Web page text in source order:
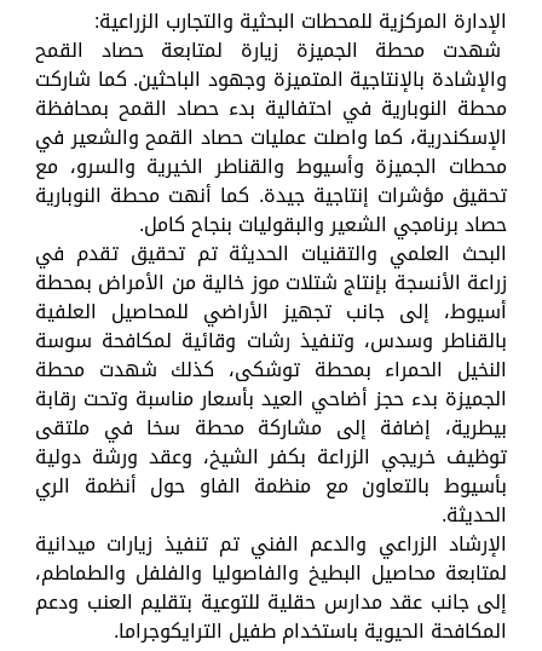
الإدارة المركزية للمحطات البحثية والتجارب الزراعية:
شهدت محطة الجميزة زيارة لمتابعة حصاد القمح
والإشادة بالإنتاجية المتميزة وجهود الباحثين. كما شاركت
محطة النوبارية في احتفالية بدء حصاد القمح بمحافظة
الإسكندرية، كما واصلت عمليات حصاد القمح والشعير في
محطات الجميزة وأسيوط والقناطر الخيرية والسرو، مع
تحقيق مؤشرات إنتاجية جيدة. كما أنهت محطة النوبارية
حصاد برنامجي الشعير والبقوليات بنجاح كامل.
البحث العلمي والتقنيات الحديثة تم تحقيق تقدم في
زراعة الأنسجة بإنتاج شتلات موز خالية من الأمراض بمحطة
أسيوط، إلى جانب تجهيز الأراضي للمحاصيل العلفية
بالقناطر وسدس، وتنفيذ رشات وقائية لمكافحة سوسة
النخيل الحمراء بمحطة توشكى، كذلك شهدت محطة
الجميزة بدء حجز أضاحي العيد بأسعار مناسبة وتحت رقابة
بيطرية، إضافة إلى مشاركة محطة سخا في ملتقى
توظيف خريجي الزراعة بكفر الشيخ، وعقد ورشة دولية
بأسيوط بالتعاون مع منظمة الفاو حول أنظمة الري
الحديثة.
الإرشاد الزراعي والدعم الفني تم تنفيذ زيارات ميدانية
لمتابعة محاصيل البطيخ والفاصوليا والفلفل والطماطم،
إلى جانب عقد مدارس حقلية للتوعية بتقليم العنب ودعم
المكافحة الحيوية باستخدام طفيل الترايكوجراما.